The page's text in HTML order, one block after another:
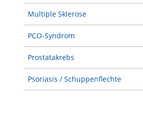
Multiple Sklerose
PCO-Syndrom
Prostatakrebs
Psoriasis / Schuppenflechte